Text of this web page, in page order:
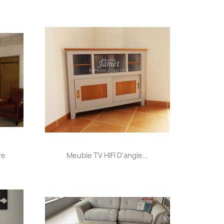
Aperçu rapide
Meuble TV HIFI D'angle...